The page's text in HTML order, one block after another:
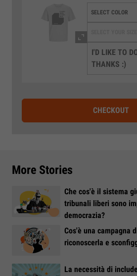
I'D LIKE TO
THANKS :)
CHECKOUT
More Stories
Che cos'è il sistema
tribunali liberi sono
democrazia?
Cos'è una campagna
riconoscerla e
La necessità di